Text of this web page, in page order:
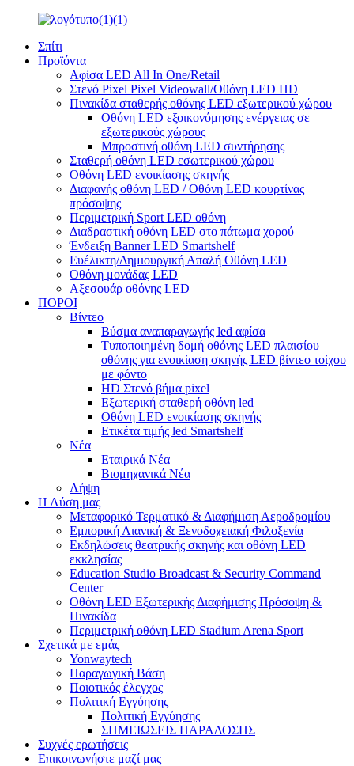
Σπίτι
Προϊόντα
Αφίσα LED All In One/Retail
Στενό Pixel Pixel Videowall/Οθόνη LED HD
Πινακίδα σταθερής οθόνης LED εξωτερικού χώρου
Οθόνη LED εξοικονόμησης ενέργειας σε
εξωτερικούς χώρους
Μπροστινή οθόνη LED συντήρησης
Σταθερή οθόνη LED εσωτερικού χώρου
Οθόνη LED ενοικίασης σκηνής
Διαφανής οθόνη LED / Οθόνη LED κουρτίνας
πρόσοψης
Περιμετρική Sport LED οθόνη
Διαδραστική οθόνη LED στο πάτωμα χορού
Ένδειξη Banner LED Smartshelf
Ευέλικτη/Δημιουργική Απαλή Οθόνη LED
Οθόνη μονάδας LED
Αξεσουάρ οθόνης LED
ΠΟΡΟΙ
Βίντεο
Βύσμα αναπαραγωγής led αφίσα
Τυποποιημένη δομή οθόνης LED πλαισίου
οθόνης για ενοικίαση σκηνής LED βίντεο τοίχου
με φόντο
HD Στενό βήμα pixel
Εξωτερική σταθερή οθόνη led
Οθόνη LED ενοικίασης σκηνής
Ετικέτα τιμής led Smartshelf
Νέα
Εταιρικά Νέα
Βιομηχανικά Νέα
Λήψη
Η Λύση μας
Μεταφορικό Τερματικό & Διαφήμιση Αεροδρομίου
Εμπορική Λιανική & Ξενοδοχειακή Φιλοξενία
Εκδηλώσεις θεατρικής σκηνής και οθόνη LED
εκκλησίας
Education Studio Broadcast & Security Command
Center
Οθόνη LED Εξωτερικής Διαφήμισης Πρόσοψη &
Πινακίδα
Περιμετρική οθόνη LED Stadium Arena Sport
Σχετικά με εμάς
Yonwaytech
Παραγωγική Βάση
Ποιοτικός έλεγχος
Πολιτική Εγγύησης
Πολιτική Εγγύησης
ΣΗΜΕΙΩΣΕΙΣ ΠΑΡΑΔΟΣΗΣ
Συχνές ερωτήσεις
Επικοινωνήστε μαζί μας